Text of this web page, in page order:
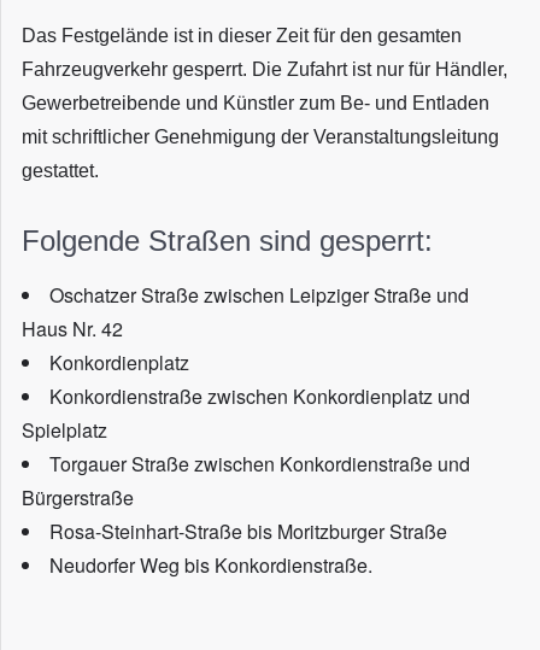
Das Festgelände ist in dieser Zeit für den gesamten
Fahrzeugverkehr gesperrt. Die Zufahrt ist nur für Händler,
Gewerbetreibende und Künstler zum Be- und Entladen
mit schriftlicher Genehmigung der Veranstaltungsleitung
gestattet.
Folgende Straßen sind gesperrt:
Oschatzer Straße zwischen Leipziger Straße und
Haus Nr. 42
Konkordienplatz
Konkordienstraße zwischen Konkordienplatz und
Spielplatz
Torgauer Straße zwischen Konkordienstraße und
Bürgerstraße
Rosa-Steinhart-Straße bis Moritzburger Straße
Neudorfer Weg bis Konkordienstraße.